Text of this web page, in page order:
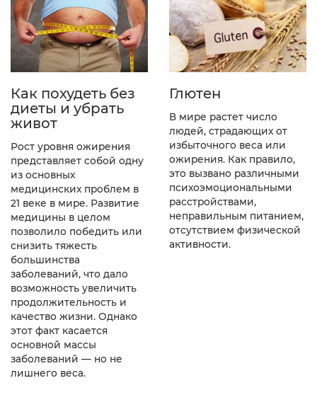
Как похудеть без
диеты и убрать
живот
Рост уровня ожирения
представляет собой одну
из основных
медицинских проблем в
21 веке в мире. Развитие
медицины в целом
позволило победить или
снизить тяжесть
большинства
заболеваний, что дало
возможность увеличить
продолжительность и
качество жизни. Однако
этот факт касается
основной массы
заболеваний — но не
лишнего веса.
Глютен
В мире растет число
людей, страдающих от
избыточного веса или
ожирения. Как правило,
это вызвано различными
психоэмоциональными
расстройствами,
неправильным питанием,
отсутствием физической
активности.